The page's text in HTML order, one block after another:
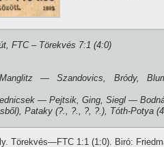
FTC – Törekvés 7:1 (4:0)
— Szandovics, Bródy,
— Pejtsik, Ging, Siegl —
Pataky (?., ?., ?, ?.), Tóth-Potya
Törekvés—FTC 1:1 (1:0). Biró: